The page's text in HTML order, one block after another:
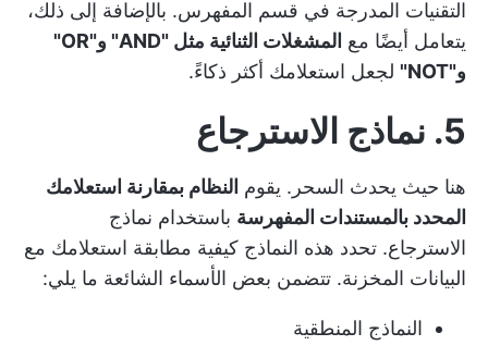
التقنيات المدرجة في قسم المفهرس. بالإضافة إلى ذلك،
يتعامل أيضًا مع
المشغلات الثنائية مثل "AND" و"OR"
و"NOT"
لجعل استعلامك أكثر ذكاءً.
5. نماذج الاسترجاع
هنا حيث يحدث السحر. يقوم النظام بمقارنة استعلامك
المحدد بالمستندات المفهرسة باستخدام نماذج
الاسترجاع. تحدد هذه النماذج كيفية مطابقة استعلامك مع
البيانات المخزنة. تتضمن بعض الأسماء الشائعة ما يلي:
النماذج المنطقية